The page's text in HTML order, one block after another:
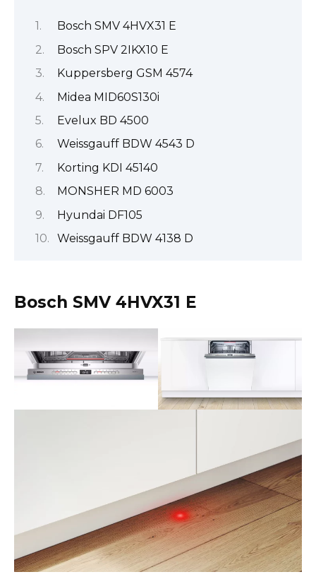
Bosch SMV 4HVX31 E
Bosch SPV 2IKX10 E
Kuppersberg GSM 4574
Midea MID60S130i
Evelux BD 4500
Weissgauff BDW 4543 D
Korting KDI 45140
MONSHER MD 6003
Hyundai DF105
Weissgauff BDW 4138 D
Bosch SMV 4HVX31 E